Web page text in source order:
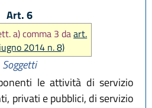
Art. 6
a) comma 3 daart.
2014 n. 8)
Soggetti
le attività di servizio
privati e pubblici, di servizio